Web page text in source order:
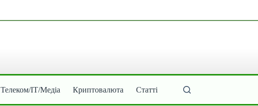
Телеком/ІТ/Медіа Криптовалюта Статті